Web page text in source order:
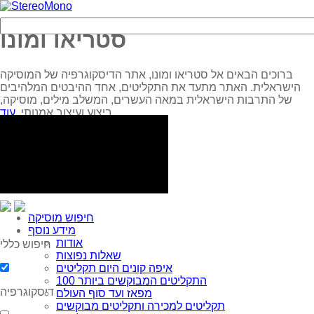
סטריאו ומונו
ברוכים הבאים אל סטריאו ומונו, אתר הדיסקוגרפיה של המוסיקה
הישראלית. האתר מתעד את התקליטים, אחד ההיבטים המלהיבים
של התרבות הישראלית במאה העשרים, המשלב מילים, מוסיקה,
ביצוע ועיצוב אמנותי.עוד...
חיפוש מוסיקה
מידע נוסף
אודות
שאלות נפוצות
איפה קונים היום תקליטים
100 התקליטים המבוקשים ביותר
מפאז ועד סוף העולם
תקליטים למכירה ותקליטים מבוקשים
חיפוש כללי
דיסקוגרפיה